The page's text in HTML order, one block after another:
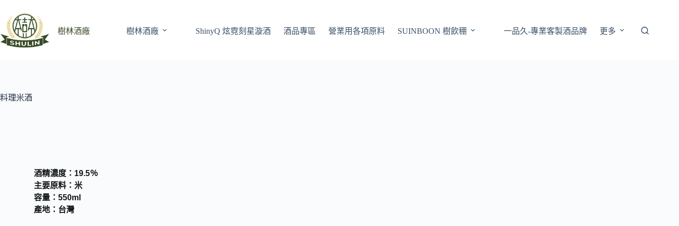
樹林酒廠 樹林酒廠 ShinyQ 炫霓刻星漩酒 酒品專區 營業用各項原料 SUINBOON 樹飲稝 一品久-專業客製酒品牌 更多
料理米酒
酒精濃度：19.5％
主要原料：米
容量：550ml
產地：台灣